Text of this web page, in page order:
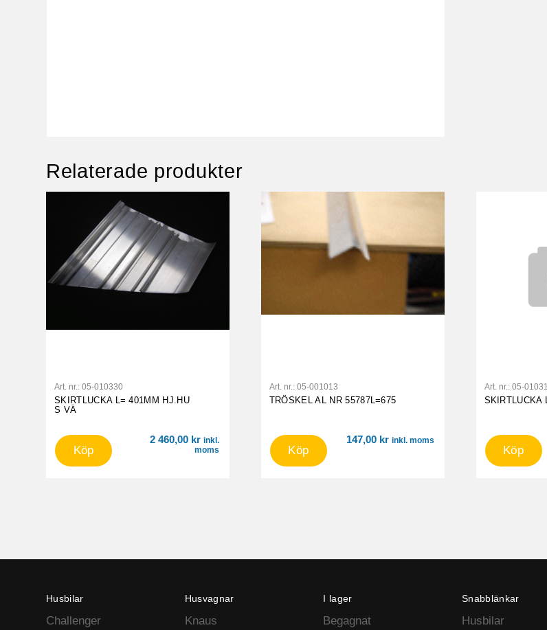
Relaterade produkter
Art. nr.: 05-010330
SKIRTLUCKA L= 401MM HJ.HU
S VÄ
2 460,00 kr inkl.
moms
Köp
Art. nr.: 05-001013
TRÖSKEL AL NR 55787L=675
147,00 kr inkl. moms
Köp
Art. nr.: 05-
SKIRTLUCKA
Köp
Husbilar
Challenger
Husvagnar
Knaus
I lager
Begagnat
Snabblänkar
Husbilar